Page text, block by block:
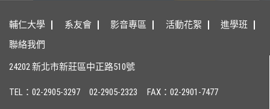
輔仁大學 系友會 影音專區 活動花絮
進學班
聯絡我們
24202 新北市新莊區中正路510號
TEL：02-2905-3297 02-2905-2323 FAX：02-2901-7477